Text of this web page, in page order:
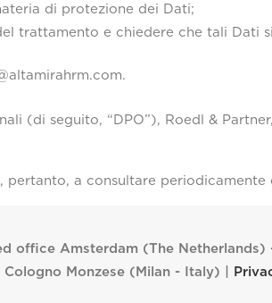
di protezione dei Dati;
trattamento e chiedere che tali Dati
(di seguito, “DPO”), Roedl &
a consultare periodicamente
office Amsterdam (The
Monzese (Milan - Italy) |